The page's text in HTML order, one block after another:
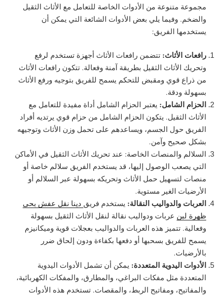
مجموعة متنوعة من الأدوات الخاصة للتعامل مع الأثاث الثقيل
والضخم. وفيما يلي بعض الأدوات الشائعة التي يمكن أن
يستخدمها الفريق:
رافعات الأثاث: تتضمن رافعات الأثاث أجهزة تستخدم لرفع
وتحريك الأثاث الثقيل بطريقة آمنة وفعالة. تتكون رافعات الأثاث
من ذراع قوي ومقبض للتحكم يسمح للفريق بتوجيه ورفع الأثاث
بسهولة ودقة.
الحزام الشامل: يعتبر الحزام الشامل أداة مفيدة للتعامل مع
الأثاث الثقيل. يتكون الحزام الشامل من حزام قوي يرتديه أفراد
الفريق حول الجسم، ويساعدهم على تحمل وزن الأثاث وتوجيهه
بشكل صحيح وآمن.
السلالم والمنصات الخاصة: عند تحريك الأثاث الثقيل في الأماكن
التي يصعب الوصول إليها، قد يستخدم الفريق سلالم خاصة أو
منصات لتسهيل حمل الأثاث وتحريكه بسهولة عبر السلالم أو
الأرضيات الغير مستوية.
العربات والدواليب النقالة: يستخدم فريق دينا نقل عفش بحي
ظهرة لبن عربات ودواليب نقالة لنقل الأثاث الثقيل بسهولة
وفعالية. تتميز هذه العربات والدواليب بعجلات قوية وميكانيزم
يسمح للفريق بسحبها أو دفعها بكفاءة ودون إلحاق ضرر
بالأرضيات.
الأدوات اليدوية المتعددة: يمكن أن تشمل الأدوات اليدوية
المتعددة مثل مفكات البراغي، والمطارق، والمفكات الكهربائية،
والمفاتيح، ومفاتيح الربط، والمقصات. تستخدم هذه الأدوات